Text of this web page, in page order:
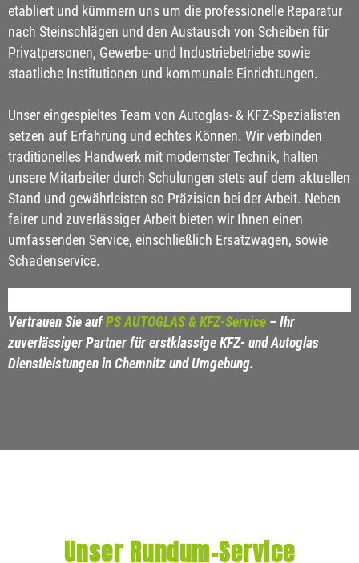
etabliert und kümmern uns um die professionelle Reparatur
nach Steinschlägen und den Austausch von Scheiben für
Privatpersonen, Gewerbe- und Industriebetriebe sowie
staatliche Institutionen und kommunale Einrichtungen.
Unser eingespieltes Team von Autoglas- & KFZ-Spezialisten
setzen auf Erfahrung und echtes Können. Wir verbinden
traditionelles Handwerk mit modernster Technik, halten
unsere Mitarbeiter durch Schulungen stets auf dem aktuellen
Stand und gewährleisten so Präzision bei der Arbeit. Neben
fairer und zuverlässiger Arbeit bieten wir Ihnen einen
umfassenden Service, einschließlich Ersatzwagen, sowie
Schadenservice.
Vertrauen Sie aufPS AUTOGLAS & KFZ-Service – Ihr
zuverlässiger Partner für erstklassige KFZ- und Autoglas
Dienstleistungen in Chemnitz und Umgebung.
Unser Rundum-Service